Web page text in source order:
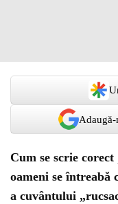
Cum se scrie
oameni se întreabă
a cuvântului